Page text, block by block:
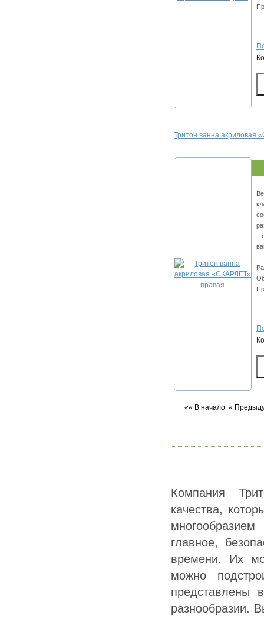
Тритон ванна акриловая
–
«« В начало «
Компания
качества,
главное,
времени. Их
можно
представлены
разнообразии.